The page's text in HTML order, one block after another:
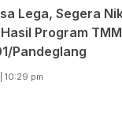
Lega, Segera
Program
Pandeglang
10:29 pm